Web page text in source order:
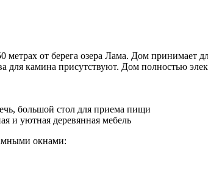
от берега озера Лама. Дом принимает
для камина присутствуют. Дом полностью
большой стол для приема пищи
и уютная деревянная мебель
окнами: